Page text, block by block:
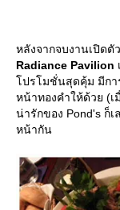
หลังจากจบงานเปิดตั
Radiance Pavilion
ปรโมชั่นสุดคุ้ม มีกา
หน้าทองคำให้ด้วย (
น่ารักของ Pond's ก็
หน้ากัน